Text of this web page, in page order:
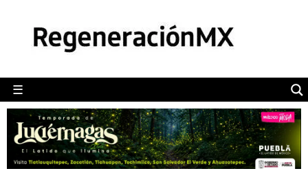
☰
POLÍTICA
CAMALEÓN
OPINIÓN
DEPORTES